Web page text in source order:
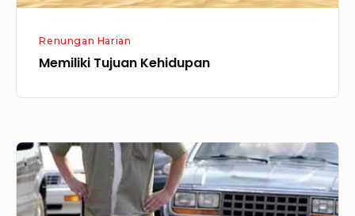
Renungan Harian
Memiliki Tujuan Kehidupan
Latihan
Kesabaran